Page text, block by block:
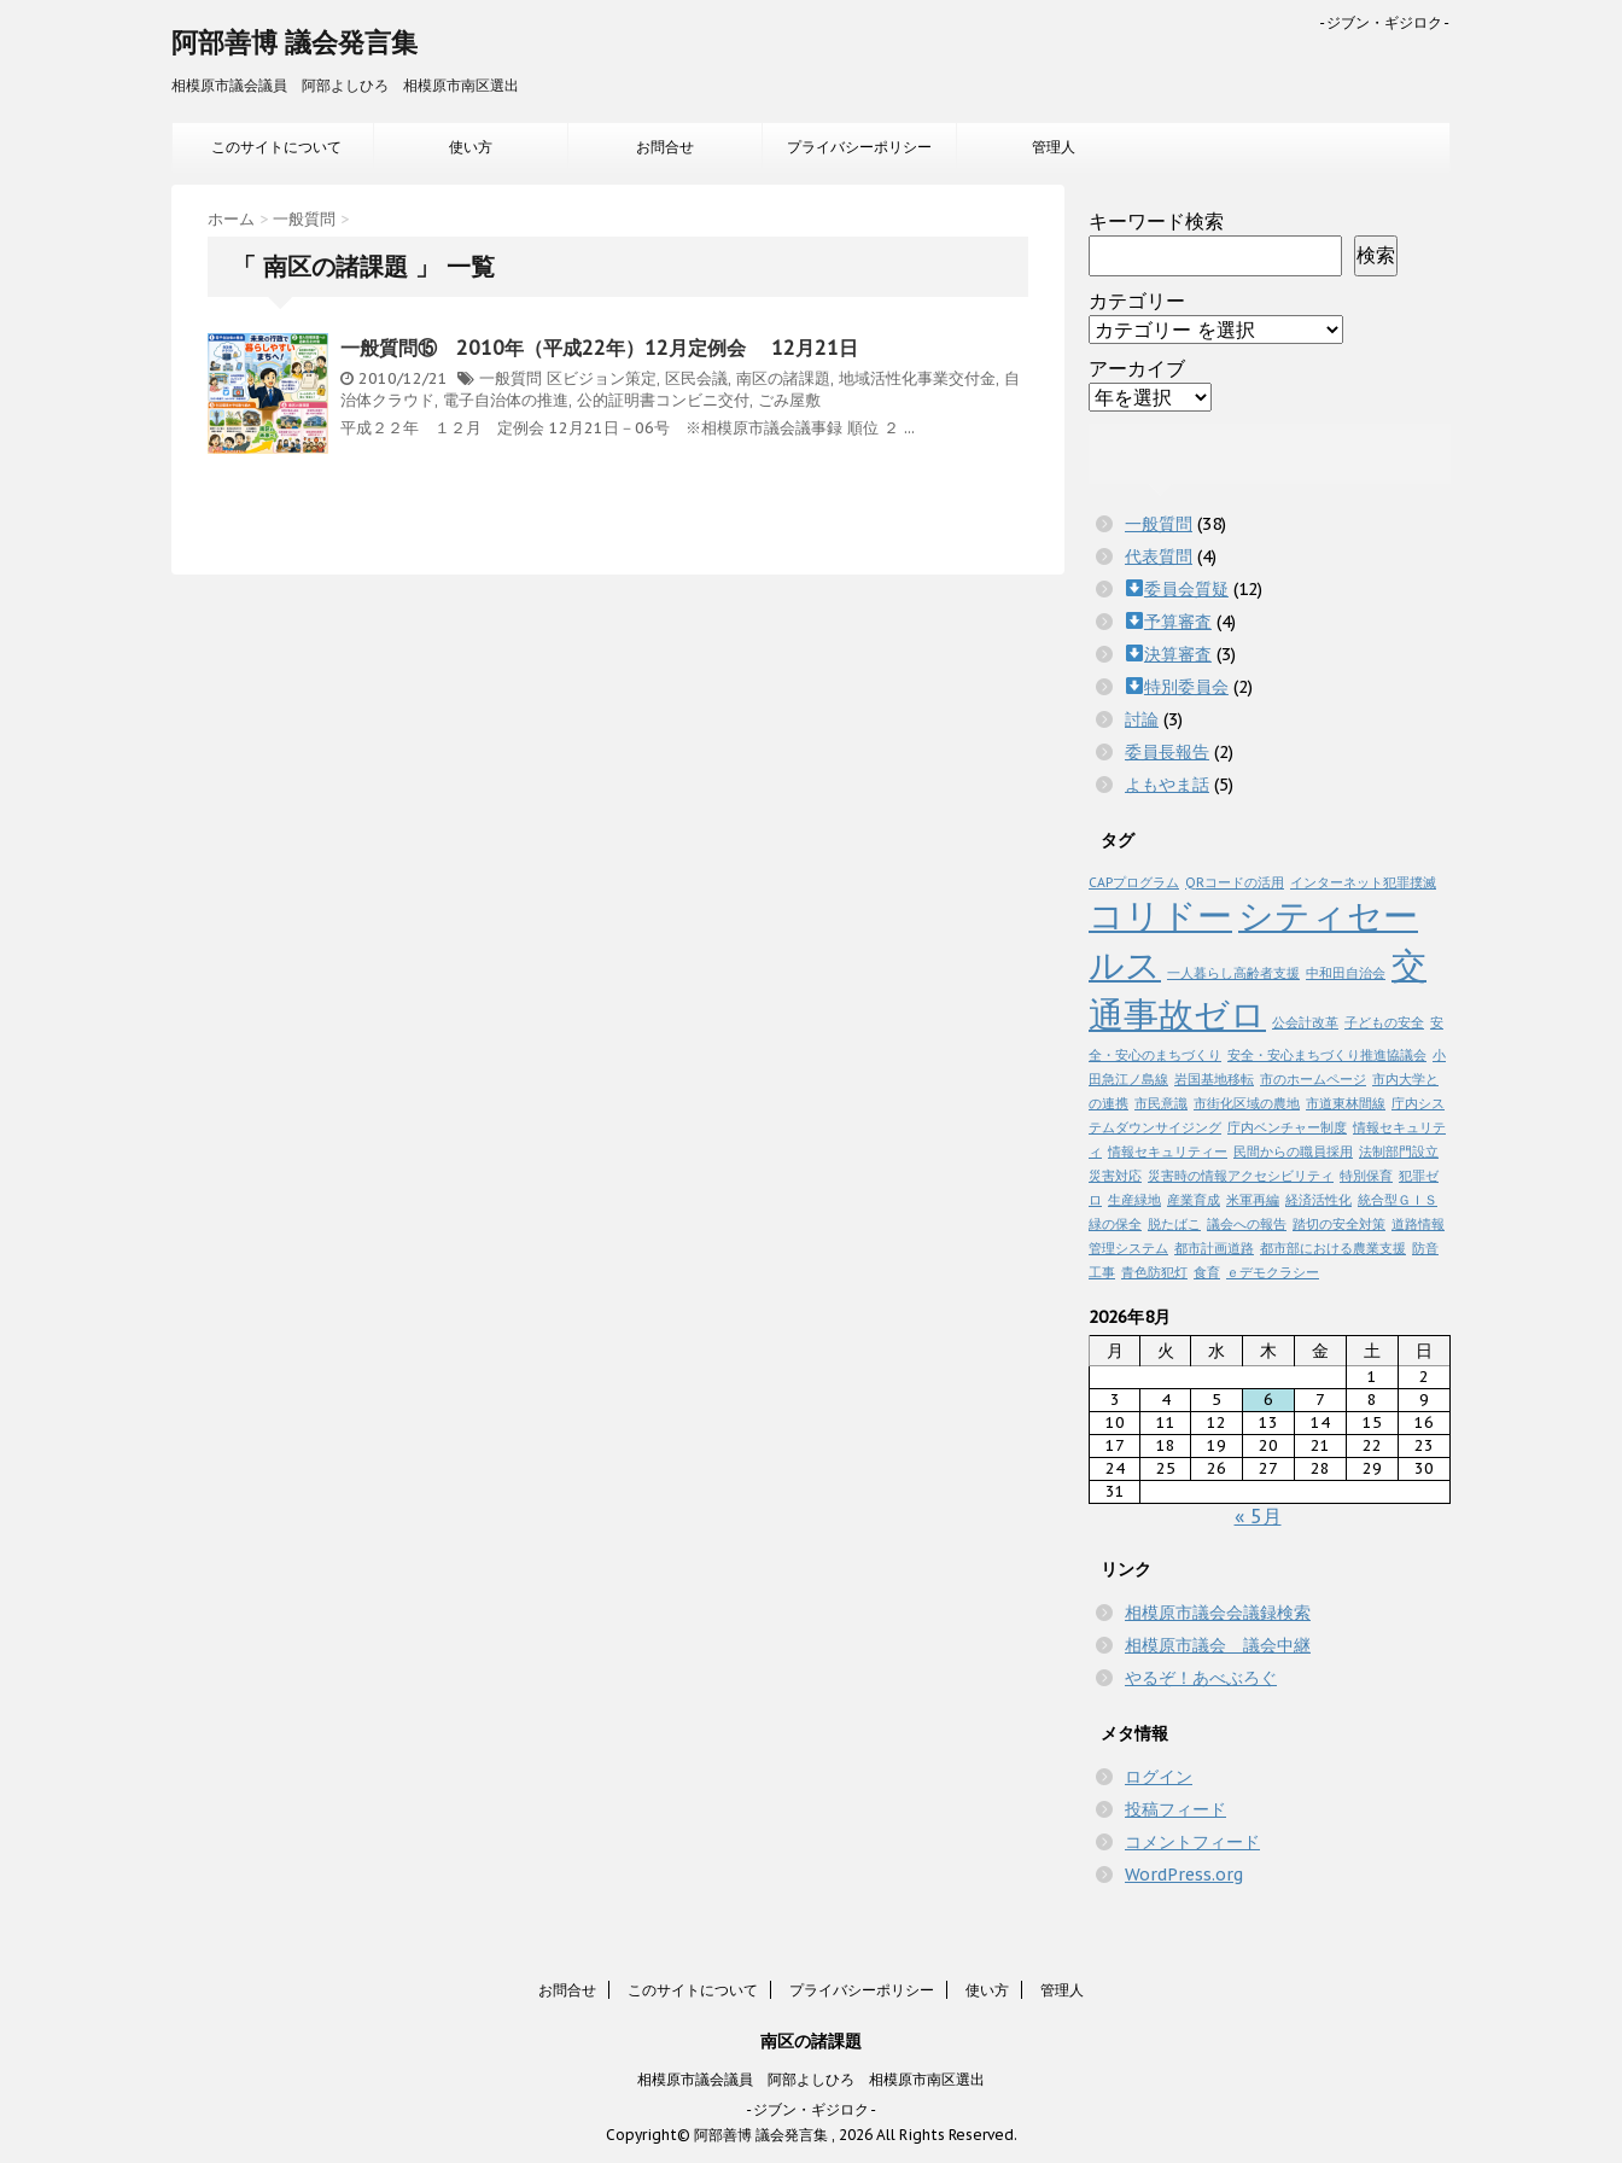
阿部善博 議会発言集
相模原市議会議員 阿部よしひろ 相模原市南区選出
-ジブン・ギジロク-
このサイトについて 使い方 お問合せ プライバシーポリシー 管理人
ホーム > 一般質問 >
「 南区の諸課題 」 一覧
一般質問⑮ 2010年（平成22年）12月定例会 12月21日
2010/12/21 一般質問 区ビジョン策定, 区民会議, 南区の諸課題, 地域活性化事業交付金, 自
治体クラウド, 電子自治体の推進, 公的証明書コンビニ交付, ごみ屋敷
平成２２年 １２月 定例会 12月21日－06号 ※相模原市議会議事録 順位 ２ ...
キーワード検索
検索
カテゴリー
アーカイブ
一般質問 (38)
代表質問 (4)
委員会質疑 (12)
予算審査 (4)
決算審査 (3)
特別委員会 (2)
討論 (3)
委員長報告 (2)
よもやま話 (5)
タグ
CAPプログラム QRコードの活用 インターネット犯罪撲滅
コリドー シティセー
ルス
一人暮らし高齢者支援 中和田自治会 交
通事故ゼロ
公会計改革 子どもの安全 安
全・安心のまちづくり 安全・安心まちづくり推進協議会 小
田急江ノ島線 岩国基地移転 市のホームページ 市内大学と
の連携 市民意識 市街化区域の農地 市道東林間線 庁内シス
テムダウンサイジング 庁内ベンチャー制度 情報セキュリテ
ィ 情報セキュリティー 民間からの職員採用 法制部門設立
災害対応 災害時の情報アクセシビリティ 特別保育 犯罪ゼ
ロ 生産緑地 産業育成 米軍再編 経済活性化 統合型ＧＩＳ
緑の保全 脱たばこ 議会への報告 踏切の安全対策 道路情報
管理システム 都市計画道路 都市部における農業支援 防音
工事 青色防犯灯 食育 ｅデモクラシー
2026年8月
月
火 水 木 金 土 日
1
2
3
4 5 6 7 8
9
10
11 12 13 14 15
16
17
18 19 20 21 22
23
24
25 26 27 28 29
30
31
« 5月
リンク
相模原市議会会議録検索
相模原市議会 議会中継
やるぞ！あべぶろぐ
メタ情報
ログイン
投稿フィード
コメントフィード
WordPress.org
お問合せ このサイトについて プライバシーポリシー 使い方 管理人
南区の諸課題
相模原市議会議員 阿部よしひろ 相模原市南区選出
-ジブン・ギジロク-
Copyright© 阿部善博 議会発言集 , 2026 All Rights Reserved.